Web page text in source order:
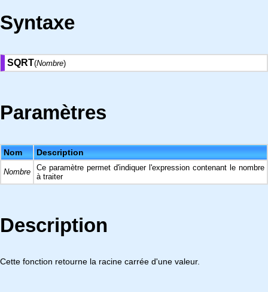
Syntaxe
SQRT(Nombre)
Paramètres
Nom Description
Nombre
Ce paramètre permet d'indiquer l'expression contenant le nombre
à traiter
Description
Cette fonction retourne la racine carrée d'une valeur.